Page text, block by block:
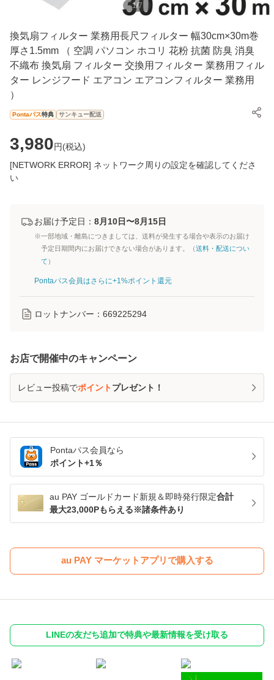
1/7
換気扇フィルター 業務用長尺フィルター 幅30cm×30m巻
厚さ1.5mm （ 空調 パソコン ホコリ 花粉 抗菌 防臭 消臭
不織布 換気扇 フィルター 交換用フィルター 業務用フィル
ター レンジフード エアコン エアコンフィルター 業務用
）
Pontaパス特典 サンキュー配送
3,980円(税込)
[NETWORK ERROR] ネットワーク周りの設定を確認してくださ
い
お届け予定日： 8月10日〜8月15日
※一部地域・離島につきましては、送料が発生する場合や表示のお届け
予定日期間内にお届けできない場合があります。（送料・配送につい
て ）
Pontaパス会員はさらに+1%ポイント還元
ロットナンバー： 669225294
お店で開催中のキャンペーン
レビュー投稿でポイントプレゼント！
Pontaパス会員なら
ポイント+1％
au PAY ゴールドカード新規＆即時発行限定合計
最大23,000Pもらえる※諸条件あり
au PAY マーケットアプリで購入する
LINEの友だち追加で特典や最新情報を受け取る